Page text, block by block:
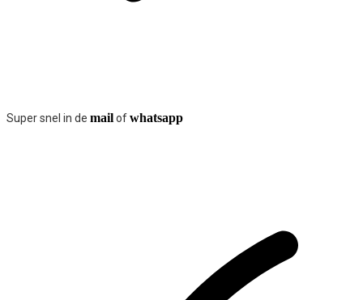
Super snel in de mailofwhatsapp